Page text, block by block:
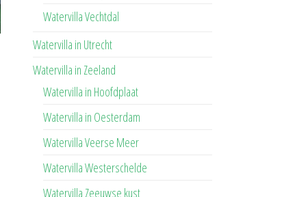
Watervilla Vechtdal
Watervilla in Utrecht
Watervilla in Zeeland
Watervilla in Hoofdplaat
Watervilla in Oesterdam
Watervilla Veerse Meer
Watervilla Westerschelde
Watervilla Zeeuwse kust